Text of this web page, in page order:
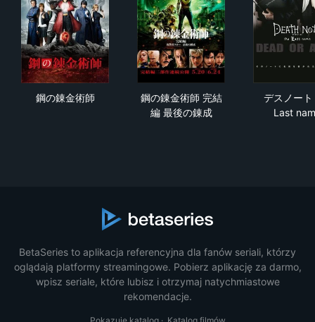
鋼の錬金術師
鋼の錬金術師 完結
編 最後の錬成
デスノー
Last
BetaSeries to aplikacja referencyjna dla fanów seriali, którzy
oglądają platformy streamingowe. Pobierz aplikację za darmo,
wpisz seriale, które lubisz i otrzymaj natychmiastowe
rekomendacje.
Pokazuje katalog· Katalog filmów